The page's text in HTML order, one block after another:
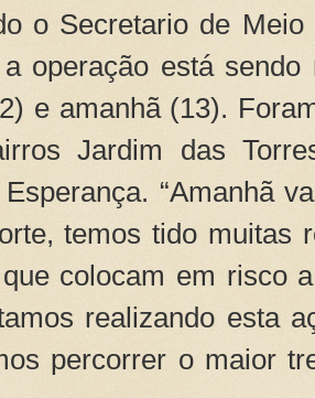
o Secretario de
a operação está
e amanhã (13).
Jardim das
“Amanhã
temos tido muitas
colocam em risco
realizando esta
percorrer o maior